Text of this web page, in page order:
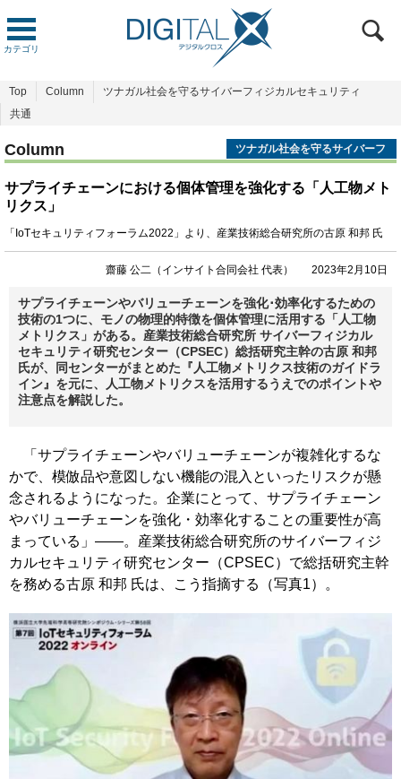
カテゴリ
Top Column
ツナガル社会を守るサイバーフィジカルセキュリティ
共通
Column
ツナガル社会を守るサイバーフ
ィジカルセキュリティ
サプライチェーンにおける個体管理を強化する「人工物メト
リクス」
「IoTセキュリティフォーラム2022」より、産業技術総合研究所の古原 和邦 氏
齋藤 公二（インサイト合同会社 代表） 2023年2月10日
サプライチェーンやバリューチェーンを強化･効率化するための
技術の1つに、モノの物理的特徴を個体管理に活用する「人工物
メトリクス」がある。産業技術総合研究所 サイバーフィジカル
セキュリティ研究センター（CPSEC）総括研究主幹の古原 和邦
氏が、同センターがまとめた『人工物メトリクス技術のガイドラ
イン』を元に、人工物メトリクスを活用するうえでのポイントや
注意点を解説した。
「サプライチェーンやバリューチェーンが複雑化するな
かで、模倣品や意図しない機能の混入といったリスクが懸
念されるようになった。企業にとって、サプライチェーン
やバリューチェーンを強化・効率化することの重要性が高
まっている」――。産業技術総合研究所のサイバーフィジ
カルセキュリティ研究センター（CPSEC）で総括研究主幹
を務める古原 和邦 氏は、こう指摘する（写真1）。